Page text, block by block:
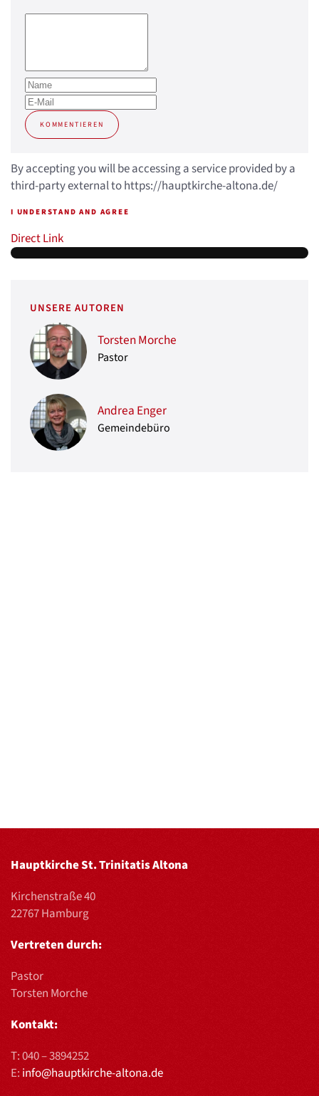
KOMMENTIEREN
By accepting you will be accessing a service provided by a
third-party external to https://hauptkirche-altona.de/
I UNDERSTAND AND AGREE
Direct Link
UNSERE AUTOREN
Torsten Morche
Pastor
Andrea Enger
Gemeindebüro
Hauptkirche St. Trinitatis Altona
Kirchenstraße 40
22767 Hamburg
Vertreten durch:
Pastor
Torsten Morche
Kontakt:
T:040 – 3894252
E: info@hauptkirche-altona.de